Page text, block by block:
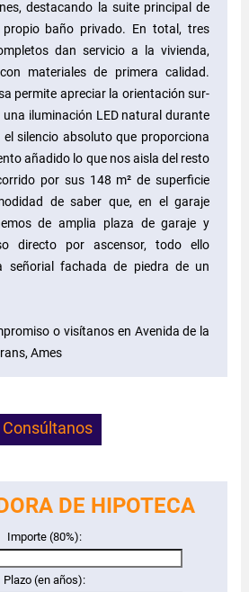
destacando la suite principal de
baño privado. En total, tres
dan servicio a la vivienda,
materiales de primera calidad.
permite apreciar la orientación sur-
iluminación LED natural durante
silencio absoluto que proporciona
añadido lo que nos aisla del resto
por sus 148 m² de superficie
de saber que, en el garaje
de amplia plaza de garaje y
directo por ascensor, todo ello
señorial fachada de piedra de un
o visítanos en Avenida de la
Ames
Consúltanos
DE HIPOTECA
Importe (80%):
Plazo (en años):